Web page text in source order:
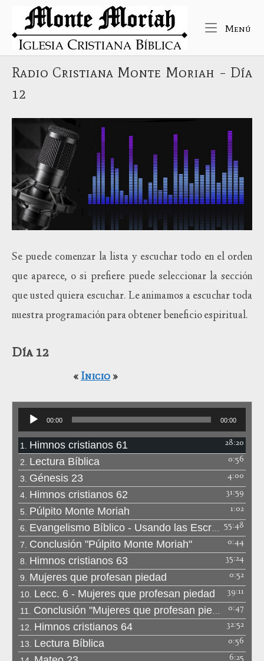
contenido
Inicio
Menú
Radio Cristiana Monte Moriah – Día
12
Se puede comenzar la lista y escuchar todo en el orden
que aparece, o si prefiere puede seleccionar la sección
que usted quiera escuchar. Le animamos a escuchar toda
nuestra programación para obtener beneficio espiritual.
Día 12
« Inicio »
Reproductor
audio
00:00 00:00
1. Himnos cristianos 61 28:20
2. Lectura Bíblica 0:56
3. Génesis 23 4:00
4. Himnos cristianos 62 31:59
5. Púlpito Monte Moriah 1:02
6. Evangelismo Bíblico - Usando las Escrituras 55:48
7. Conclusión "Púlpito Monte Moriah" 0:44
8. Himnos cristianos 63 35:24
9. Mujeres que profesan piedad 0:52
10. Lecc. 6 - Mujeres que profesan piedad 39:11
11. Conclusión "Mujeres que profesan piedad" 0:47
12. Himnos cristianos 64 32:52
13. Lectura Bíblica 0:56
6:25